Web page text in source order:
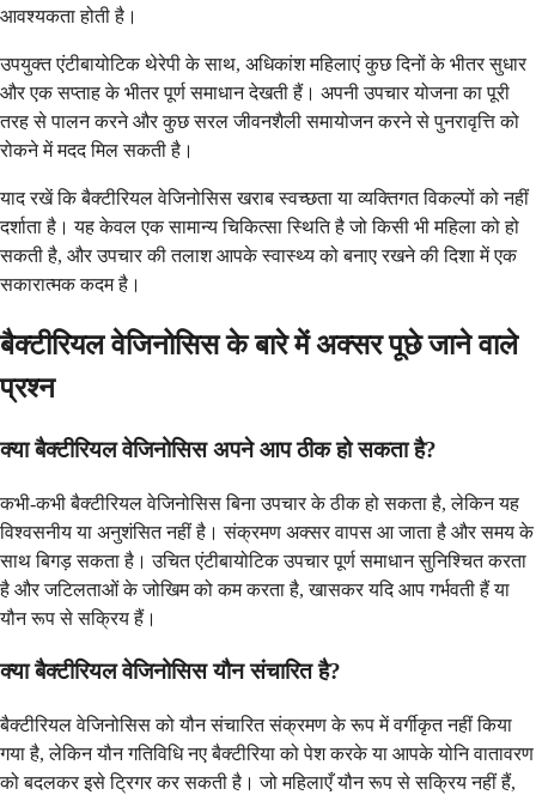
आवश्यकता होती है।
उपयुक्त एंटीबायोटिक थेरेपी के साथ, अधिकांश महिलाएं कुछ दिनों के भीतर सुधार
और एक सप्ताह के भीतर पूर्ण समाधान देखती हैं। अपनी उपचार योजना का पूरी
तरह से पालन करने और कुछ सरल जीवनशैली समायोजन करने से पुनरावृत्ति को
रोकने में मदद मिल सकती है।
याद रखें कि बैक्टीरियल वेजिनोसिस खराब स्वच्छता या व्यक्तिगत विकल्पों को नहीं
दर्शाता है। यह केवल एक सामान्य चिकित्सा स्थिति है जो किसी भी महिला को हो
सकती है, और उपचार की तलाश आपके स्वास्थ्य को बनाए रखने की दिशा में एक
सकारात्मक कदम है।
बैक्टीरियल वेजिनोसिस के बारे में अक्सर पूछे जाने वाले
प्रश्न
क्या बैक्टीरियल वेजिनोसिस अपने आप ठीक हो सकता है?
कभी-कभी बैक्टीरियल वेजिनोसिस बिना उपचार के ठीक हो सकता है, लेकिन यह
विश्वसनीय या अनुशंसित नहीं है। संक्रमण अक्सर वापस आ जाता है और समय के
साथ बिगड़ सकता है। उचित एंटीबायोटिक उपचार पूर्ण समाधान सुनिश्चित करता
है और जटिलताओं के जोखिम को कम करता है, खासकर यदि आप गर्भवती हैं या
यौन रूप से सक्रिय हैं।
क्या बैक्टीरियल वेजिनोसिस यौन संचारित है?
बैक्टीरियल वेजिनोसिस को यौन संचारित संक्रमण के रूप में वर्गीकृत नहीं किया
गया है, लेकिन यौन गतिविधि नए बैक्टीरिया को पेश करके या आपके योनि वातावरण
को बदलकर इसे ट्रिगर कर सकती है। जो महिलाएँ यौन रूप से सक्रिय नहीं हैं,